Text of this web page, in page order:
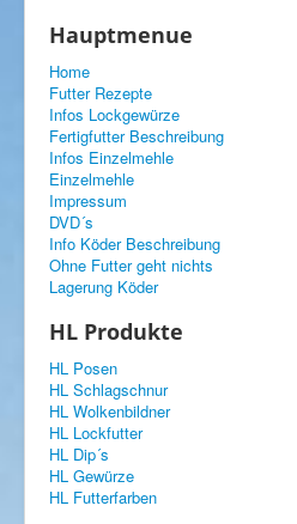
Hauptmenue
Home
Futter Rezepte
Infos Lockgewürze
Fertigfutter Beschreibung
Infos Einzelmehle
Einzelmehle
Impressum
DVD´s
Info Köder Beschreibung
Ohne Futter geht nichts
Lagerung Köder
HL Produkte
HL Posen
HL Schlagschnur
HL Wolkenbildner
HL Lockfutter
HL Dip´s
HL Gewürze
HL Futterfarben